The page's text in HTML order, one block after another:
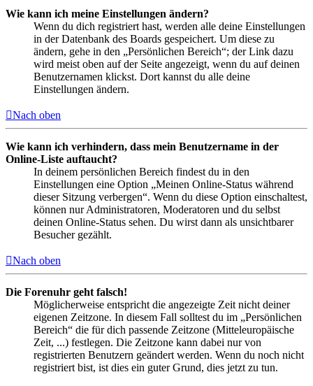
Wie kann ich meine Einstellungen ändern?
Wenn du dich registriert hast, werden alle deine Einstellungen
in der Datenbank des Boards gespeichert. Um diese zu
ändern, gehe in den „Persönlichen Bereich“; der Link dazu
wird meist oben auf der Seite angezeigt, wenn du auf deinen
Benutzernamen klickst. Dort kannst du alle deine
Einstellungen ändern.
Nach oben
Wie kann ich verhindern, dass mein Benutzername in der
Online-Liste auftaucht?
In deinem persönlichen Bereich findest du in den
Einstellungen eine Option „Meinen Online-Status während
dieser Sitzung verbergen“. Wenn du diese Option einschaltest,
können nur Administratoren, Moderatoren und du selbst
deinen Online-Status sehen. Du wirst dann als unsichtbarer
Besucher gezählt.
Nach oben
Die Forenuhr geht falsch!
Möglicherweise entspricht die angezeigte Zeit nicht deiner
eigenen Zeitzone. In diesem Fall solltest du im „Persönlichen
Bereich“ die für dich passende Zeitzone (Mitteleuropäische
Zeit, ...) festlegen. Die Zeitzone kann dabei nur von
registrierten Benutzern geändert werden. Wenn du noch nicht
registriert bist, ist dies ein guter Grund, dies jetzt zu tun.